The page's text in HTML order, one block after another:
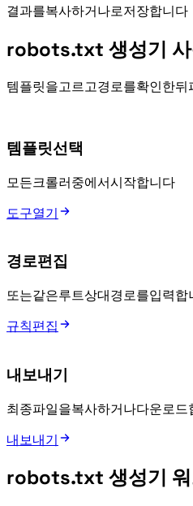
결과를 복사하거나 robots.txt로 저장합니다.
robots.txt 생성기 사
템플릿을 고르고 경로를 확인한 뒤
템플릿 선택
모든 크롤러, Googlebot, Bingbot 중에서 시작합니다.
도구 열기
경로 편집
/private/ 또는 /wp-admin/ 같은 루트 상대 경로를 입력
규칙 편집
robots.txt 내보내기
최종 파일을 복사하거나 다운로드
내보내기
robots.txt 생성기